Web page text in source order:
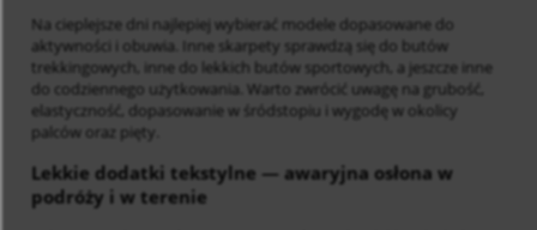
Na cieplejsze dni najlepiej wybierać modele dopasowane do
aktywności i obuwia. Inne skarpety sprawdzą się do butów
trekkingowych, inne do lekkich butów sportowych, a jeszcze inne
do codziennego użytkowania. Warto zwrócić uwagę na grubość,
elastyczność, dopasowanie w śródstopiu i wygodę w okolicy
palców oraz pięty.
Lekkie dodatki tekstylne — awaryjna osłona w
podróży i w terenie